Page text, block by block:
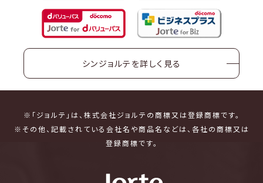
シンジョルテを詳しく見る
※「ジョルテ」は、株式会社ジョルテの商標又は登録商標です。
※その他、記載されている会社名や商品名などは、各社の商標又は
登録商標です。